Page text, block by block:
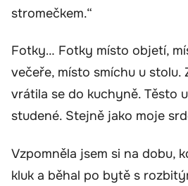
stromečkem.“
Fotky… Fotky místo objetí,
večeře, místo smíchu u stolu.
vrátila se do kuchyně. Těsto
studené. Stejně jako moje
Vzpomněla jsem si na dobu,
kluk a běhal po bytě s